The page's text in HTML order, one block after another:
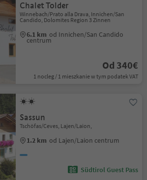
Chalet Tolder
Winnebach/Prato alla Drava, Innichen/San
Candido, Dolomites Region 3 Zinnen
6.1 km od Innichen/San Candido
centrum
Od 340€
1 nocleg / 1 mieszkanie w tym podatek VAT
Sassun
Tschöfas/Ceves, Lajen/Laion,
1.2 km od Lajen/Laion centrum
Südtirol Guest Pass